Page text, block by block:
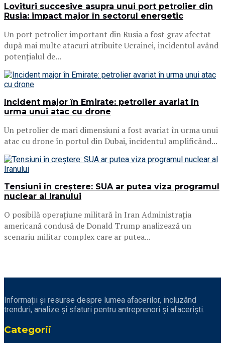
Lovituri succesive asupra unui port petrolier din
Rusia: impact major în sectorul energetic
Un port petrolier important din Rusia a fost grav afectat
după mai multe atacuri atribuite Ucrainei, incidentul având
potențialul de...
Incident major în Emirate: petrolier avariat în
urma unui atac cu drone
Un petrolier de mari dimensiuni a fost avariat în urma unui
atac cu drone în portul din Dubai, incidentul amplificând...
Tensiuni în creștere: SUA ar putea viza programul
nuclear al Iranului
O posibilă operațiune militară în Iran Administrația
americană condusă de Donald Trump analizează un
scenariu militar complex care ar putea...
Informații și resurse despre lumea afacerilor, incluzând
trenduri, analize și sfaturi pentru antreprenori și afaceriști.
Categorii